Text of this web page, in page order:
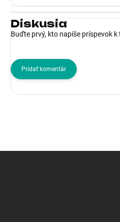
Diskusia
Buďte prvý, kto napíše príspevok k
Pridať komentár